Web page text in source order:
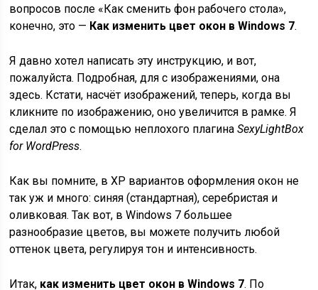
вопросов после «Как сменить фон рабочего стола»,
конечно, это — Как изменить цвет окон в Windows 7.
Я давно хотел написать эту инструкцию, и вот,
пожалуйста. Подробная, для с изображениями, она
здесь. Кстати, насчёт изображений, теперь, когда вы
кликните по изображению, оно увеличится в рамке. Я
сделал это с помощью неплохого плагинаSexyLightBox
for WordPress.
Как вы помните, в XP вариантов оформления окон не
так уж и много: синяя (стандартная), серебристая и
оливковая. Так вот, в Windows 7 большее
разнообразие цветов, вы можете получить любой
оттенок цвета, регулируя тон и интенсивность.
Итак, как изменить цвет окон в Windows 7. По